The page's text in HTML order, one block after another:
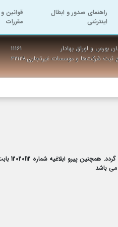
راهنمای صدور و ابطال
اینترنتی
قوانین و
مقررات
بورس و اوراق بهادار
۱۱۱۶۱
ثبت شرکت‌ها و موسسات غیرتجاری۳۲۱۲۸